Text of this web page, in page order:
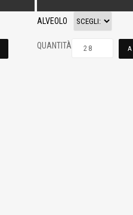
ALVEOLO
QUANTITÀ